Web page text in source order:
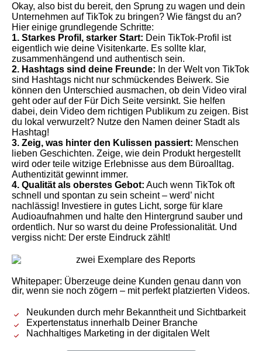
Okay, also bist du bereit, den Sprung zu wagen und dein
Unternehmen auf TikTok zu bringen? Wie fängst du an?
Hier einige grundlegende Schritte:
1. Starkes Profil, starker Start: Dein TikTok-Profil ist
eigentlich wie deine Visitenkarte. Es sollte klar,
zusammenhängend und authentisch sein.
2. Hashtags sind deine Freunde: In der Welt von TikTok
sind Hashtags nicht nur schmückendes Beiwerk. Sie
können den Unterschied ausmachen, ob dein Video viral
geht oder auf der Für Dich Seite versinkt. Sie helfen
dabei, dein Video dem richtigen Publikum zu zeigen. Bist
du lokal verwurzelt? Nutze den Namen deiner Stadt als
Hashtag!
3. Zeig, was hinter den Kulissen passiert: Menschen
lieben Geschichten. Zeige, wie dein Produkt hergestellt
wird oder teile witzige Erlebnisse aus dem Büroalltag.
Authentizität gewinnt immer.
4. Qualität als oberstes Gebot: Auch wenn TikTok oft
schnell und spontan zu sein scheint – werd’ nicht
nachlässig! Investiere in gutes Licht, sorge für klare
Audioaufnahmen und halte den Hintergrund sauber und
ordentlich. Nur so warst du deine Professionalität. Und
vergiss nicht: Der erste Eindruck zählt!
Whitepaper: Überzeuge deine Kunden genau dann von
dir, wenn sie noch zögern – mit perfekt platzierten Videos.
Neukunden durch mehr Bekanntheit und Sichtbarkeit
Expertenstatus innerhalb Deiner Branche
Nachhaltiges Marketing in der digitalen Welt